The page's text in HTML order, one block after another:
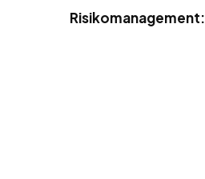
Risikomanagement: